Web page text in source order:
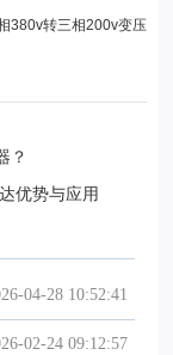
380v转三相200v变压
？
优势与应用
04-28 10:52:41
02-24 09:12:57